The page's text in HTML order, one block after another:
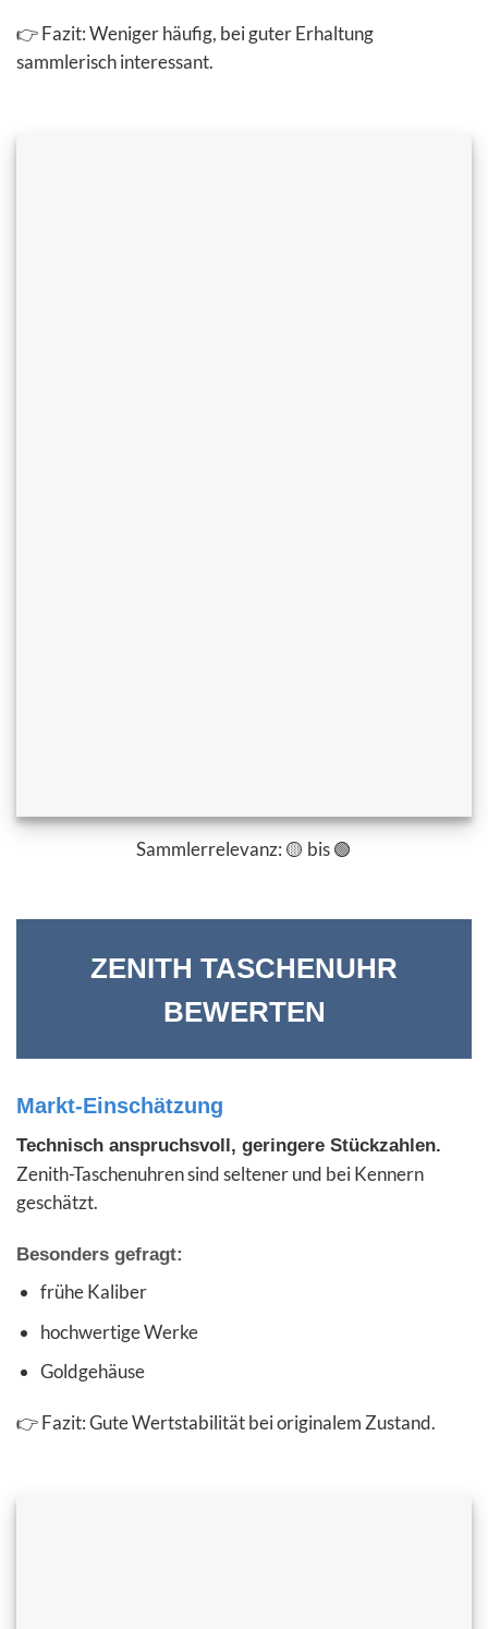
Sammlerrelevanz: 🟡 bis 🟢
👉 Fazit: Weniger häufig, bei guter Erhaltung
sammlerisch interessant.
ZENITH TASCHENUHR
BEWERTEN
Markt-Einschätzung
Technisch anspruchsvoll, geringere Stückzahlen.
Zenith-Taschenuhren sind seltener und bei Kennern
geschätzt.
Besonders gefragt:
frühe Kaliber
hochwertige Werke
Goldgehäuse
👉 Fazit: Gute Wertstabilität bei originalem Zustand.